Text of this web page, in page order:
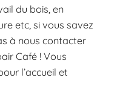
du bois, en
etc, si vous savez
à nous contacter
Café ! Vous
l’accueil et